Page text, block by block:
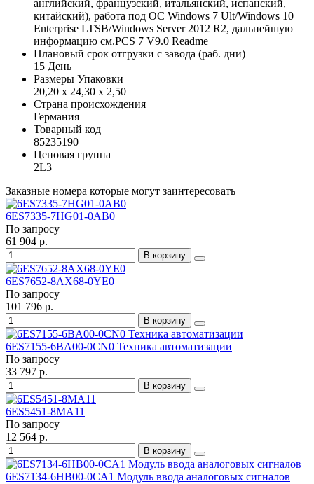
английский, французский, итальянский, испанский,
китайский), работа под ОС Windows 7 Ult/Windows 10
Enterprise LTSB/Windows Server 2012 R2, дальнейшую
информацию см.PCS 7 V9.0 Readme
Плановый срок отгрузки с завода (раб. дни)
15 День
Размеры Упаковки
20,20 x 24,30 x 2,50
Страна происхождения
Германия
Товарный код
85235190
Ценовая группа
2L3
Заказные номера которые могут заинтересовать
6ES7335-7HG01-0AB0
По запросу
61 904 р.
В корзину
6ES7652-8AX68-0YE0
По запросу
101 796 р.
В корзину
6ES7155-6BA00-0CN0 Техника автоматизации
По запросу
33 797 р.
В корзину
6ES5451-8MA11
По запросу
12 564 р.
В корзину
6ES7134-6HB00-0CA1 Модуль ввода аналоговых сигналов